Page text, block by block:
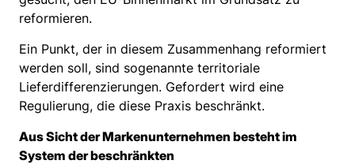
reformieren.
Ein Punkt, der in diesem Zusammenhang reformiert
werden soll, sind sogenannte territoriale
Lieferdifferenzierungen. Gefordert wird eine
Regulierung, die diese Praxis beschränkt.
Aus Sicht der Markenunternehmen besteht im
System der beschränkten